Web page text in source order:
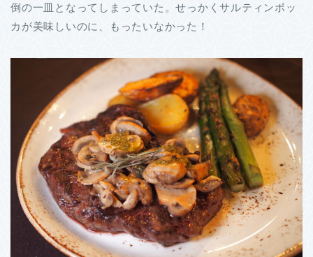
倒の一皿となってしまっていた。せっかくサルティンボッ
カが美味しいのに、もったいなかった！